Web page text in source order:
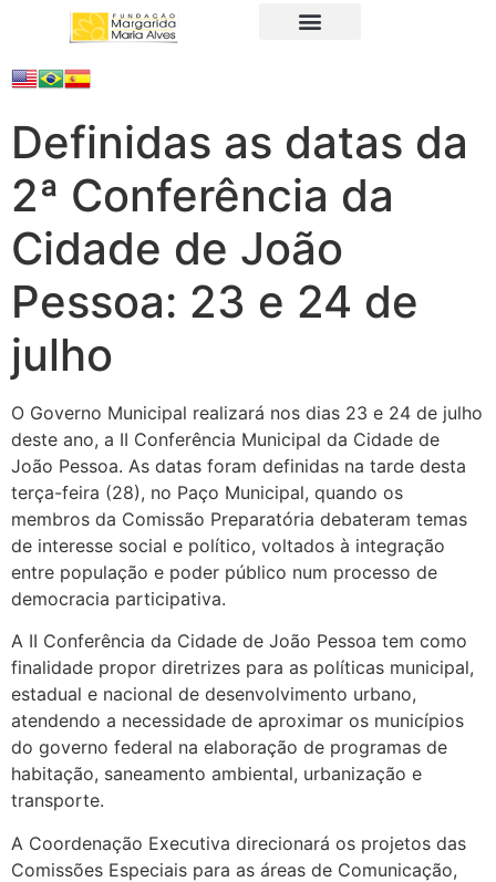
Definidas as datas da
2ª Conferência da
Cidade de João
Pessoa: 23 e 24 de
julho
O Governo Municipal realizará nos dias 23 e 24 de julho
deste ano, a II Conferência Municipal da Cidade de
João Pessoa. As datas foram definidas na tarde desta
terça-feira (28), no Paço Municipal, quando os
membros da Comissão Preparatória debateram temas
de interesse social e político, voltados à integração
entre população e poder público num processo de
democracia participativa.
A II Conferência da Cidade de João Pessoa tem como
finalidade propor diretrizes para as políticas municipal,
estadual e nacional de desenvolvimento urbano,
atendendo a necessidade de aproximar os municípios
do governo federal na elaboração de programas de
habitação, saneamento ambiental, urbanização e
transporte.
A Coordenação Executiva direcionará os projetos das
Comissões Especiais para as áreas de Comunicação,